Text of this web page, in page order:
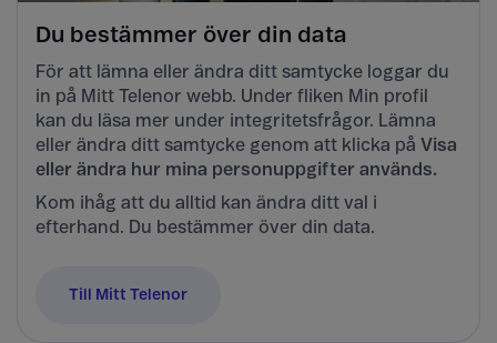
Du bestämmer över din data
För att lämna eller ändra ditt samtycke loggar du
in på Mitt Telenor webb. Under fliken Min profil
kan du läsa mer under integritetsfrågor. Lämna
eller ändra ditt samtycke genom att klicka på Visa
eller ändra hur mina personuppgifter används.
Kom ihåg att du alltid kan ändra ditt val i
efterhand. Du bestämmer över din data.
Till Mitt Telenor